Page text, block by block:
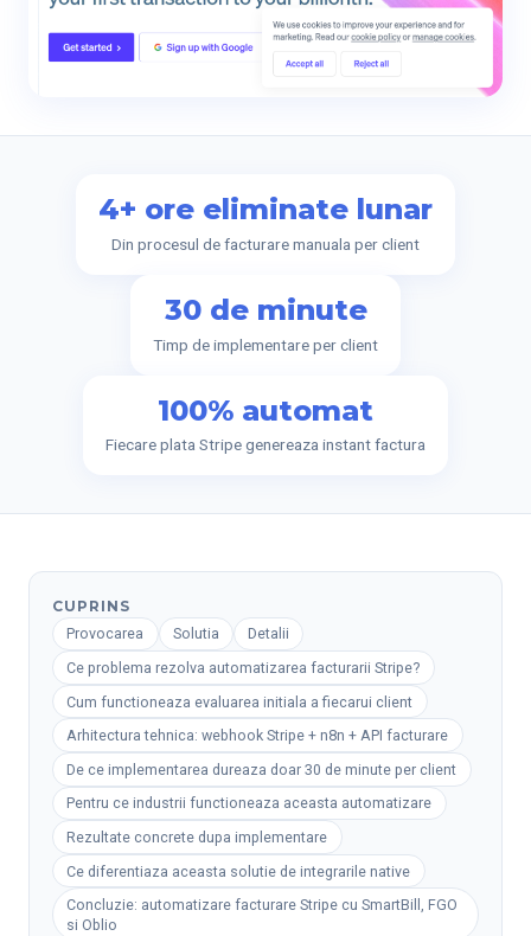
4+ ore eliminate lunar
Din procesul de facturare manuala per client
30 de minute
Timp de implementare per client
100% automat
Fiecare plata Stripe genereaza instant factura
CUPRINS
Provocarea
Solutia
Detalii
Ce problema rezolva automatizarea facturarii Stripe?
Cum functioneaza evaluarea initiala a fiecarui client
Arhitectura tehnica: webhook Stripe + n8n + API facturare
De ce implementarea dureaza doar 30 de minute per client
Pentru ce industrii functioneaza aceasta automatizare
Rezultate concrete dupa implementare
Ce diferentiaza aceasta solutie de integrarile native
Concluzie: automatizare facturare Stripe cu SmartBill, FGO
si Oblio